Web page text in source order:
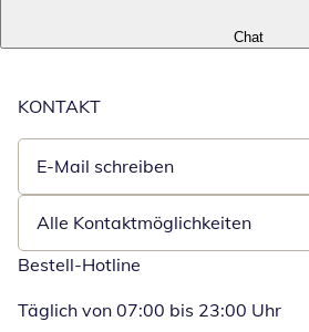
Chat
KONTAKT
E-Mail schreiben
Öffnet E-Mail-Client
Alle Kontaktmöglichkeiten
Bestell-Hotline
Täglich von 07:00 bis 23:00 Uhr